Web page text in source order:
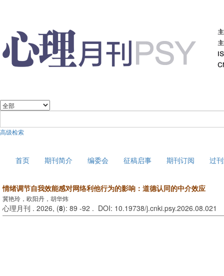
高级检索
首页 期刊简介 编委会 征稿启事 期刊订阅 过
情绪调节自我效能感对网络利他行为的影响：道德认同的中介效应
冀艳玲，欧阳丹，胡华炜
心理月刊 . 2026, (8): 89 -92 . DOI: 10.19738/j.cnki.psy.2026.08.021